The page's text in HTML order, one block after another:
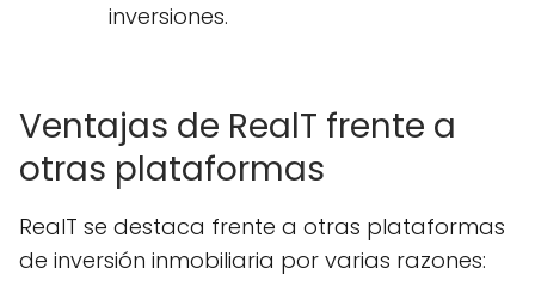
inversiones.
Ventajas de RealT frente a
otras plataformas
RealT se destaca frente a otras plataformas
de inversión inmobiliaria por varias razones: